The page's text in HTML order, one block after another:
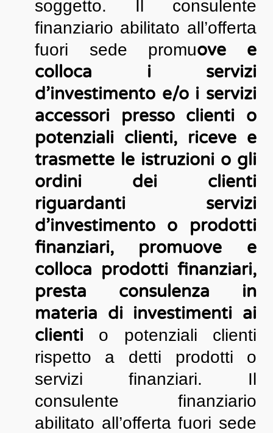
soggetto. Il consulente
finanziario abilitato all’offerta
fuori sede promuove e
colloca i servizi
d’investimento e/o i servizi
accessori presso clienti o
potenziali clienti, riceve e
trasmette le istruzioni o gli
ordini dei clienti
riguardanti servizi
d’investimento o prodotti
finanziari, promuove e
colloca prodotti finanziari,
presta consulenza in
materia di investimenti ai
clientio potenziali clienti
rispetto a detti prodotti o
servizi finanziari. Il
consulente finanziario
abilitato all’offerta fuori sede